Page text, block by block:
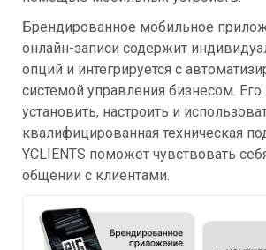
Брендированное мобильное
онлайн-записи содержит
опций и интегрируется с
системой управления бизнесом. Его
установить, настроить и
квалифицированная техническая
YCLIENTS поможет чувствовать
общении с клиентами.